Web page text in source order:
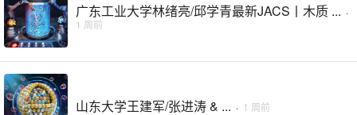
广东工业大学林绪亮/邱学青最新JACS丨木质 ... ·
1 周前
山东大学王建军/张进涛 & ... · 1 周前